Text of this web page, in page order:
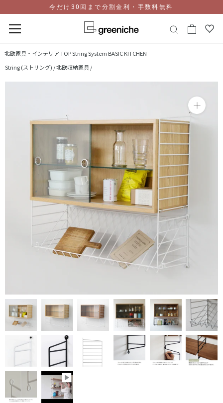
テ
ン
今だけ30回まで分割金利・手数料無料
北欧家具・インテリア TOPString System BASIC KITCHEN
String (ストリング) /北欧収納家具 /